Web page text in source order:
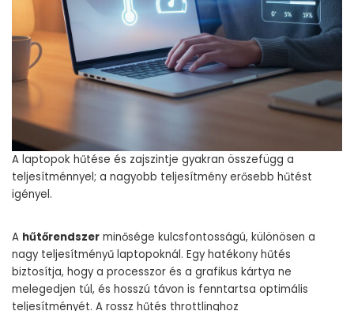
A laptopok hűtése és zajszintje gyakran összefügg a
teljesítménnyel; a nagyobb teljesítmény erősebb hűtést
igényel.
A hűtőrendszer minősége kulcsfontosságú, különösen a
nagy teljesítményű laptopoknál. Egy hatékony hűtés
biztosítja, hogy a processzor és a grafikus kártya ne
melegedjen túl, és hosszú távon is fenntartsa optimális
teljesítményét. A rossz hűtés throttlinghoz